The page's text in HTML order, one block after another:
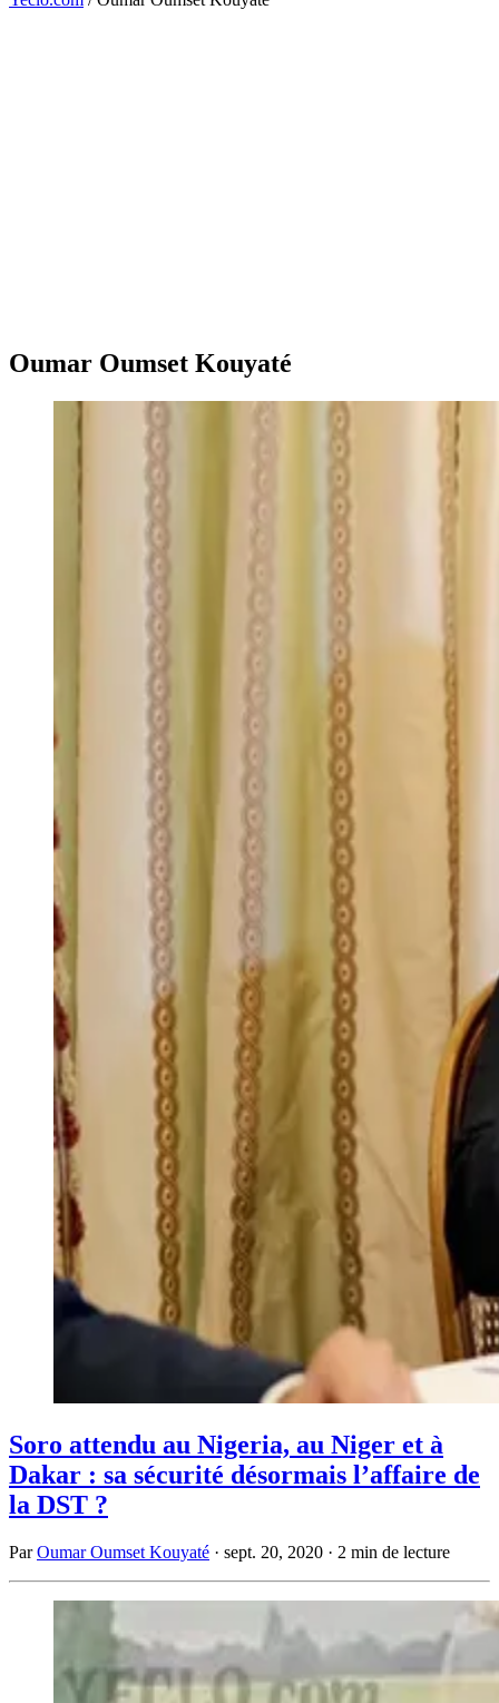
Oumar Oumset Kouyaté
Soro attendu au Nigeria, au Niger et à
Dakar : sa sécurité désormais l’affaire de
la DST ?
ParOumar Oumset Kouyaté · sept. 20, 2020 · 2 min de lecture